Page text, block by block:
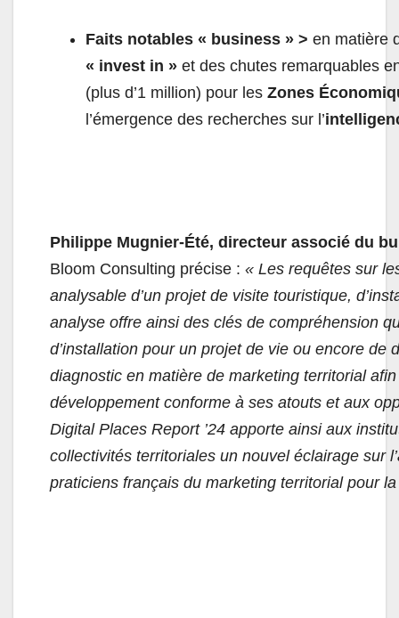
Faits notables « business » > en matière
« invest in » et des chutes remarquables
(plus d’1 million) pour les Zones
l’émergence des recherches sur l’
Philippe Mugnier-Été, directeur associé du
Bloom Consulting précise : « Les requêtes sur
analysable d’un projet de visite touristique,
analyse offre ainsi des clés de compréhension
d’installation pour un projet de vie ou encore
diagnostic en matière de marketing territorial
développement conforme à ses atouts et aux
Digital Places Report ’24 apporte ainsi aux
collectivités territoriales un nouvel éclairage sur
praticiens français du marketing territorial pour